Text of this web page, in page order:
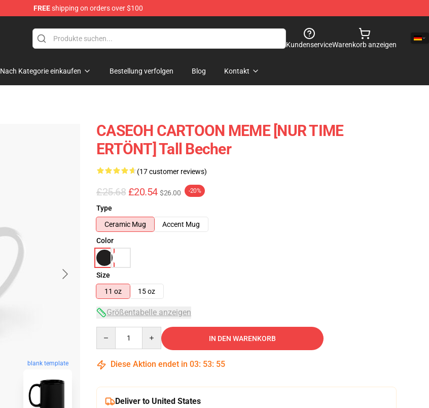
FREEshipping on orders over $100
KundenserviceWarenkorb anzeigen
Nach Kategorie einkaufen Bestellung verfolgen Blog Kontakt
blank template
CASEOH CARTOON MEME [NUR TIME
ERTÖNT] Tall Becher
(17 customer reviews)
£25.68 £20.54 $26.00 -20%
Type
Ceramic Mug
Accent Mug
Color
Size
11 oz
15 oz
Größentabelle anzeigen
IN DEN WARENKORB
Diese Aktion endet in 03: 53: 54
Deliver to United States